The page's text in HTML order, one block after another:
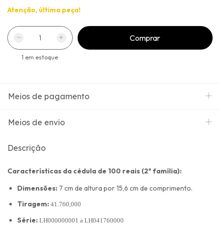
Atenção, última peça!
1 em estoque
Meios de pagamento
Meios de envio
Descrição
Características da cédula de 100 reais (2ª família):
Dimensões: 7 cm de altura por 15,6 cm de comprimento.
Tiragem: 41.760,000
Série: LH000000001 a LH041760000